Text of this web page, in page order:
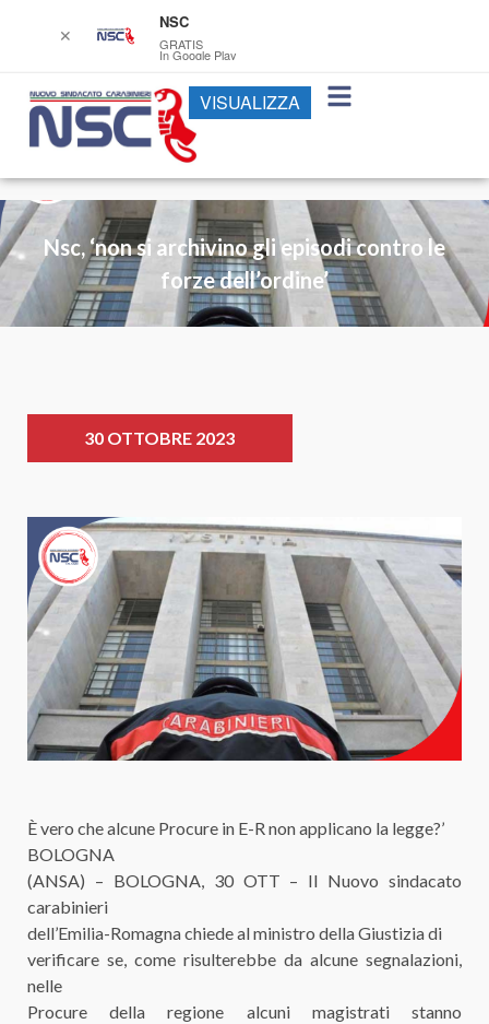
Nsc, ‘non si archivino gli episodi contro le
forze dell’ordine’
30 OTTOBRE 2023
È vero che alcune Procure in E-R non applicano la legge?’
BOLOGNA
(ANSA) – BOLOGNA, 30 OTT – Il Nuovo sindacato
carabinieri
dell’Emilia-Romagna chiede al ministro della Giustizia di
verificare se, come risulterebbe da alcune segnalazioni,
nelle
Procure della regione alcuni magistrati stanno
✕
NSC
GRATIS
In Google Play
VISUALIZZA